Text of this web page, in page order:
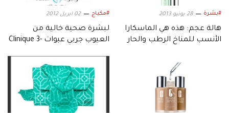
#بشرة 28 يونيو 2013
هالة عجم: هذه هي الماسكارا
الأنسب للمناخ الرطب والحار
#مكياج 02 ابريل 2012
لبشرة صحية خالية من
العيوب جربي عبوات Clinique 3-